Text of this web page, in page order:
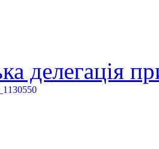
делегація